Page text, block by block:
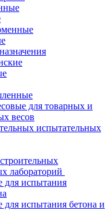
для товарных и
весов
испытательных
лабораторий
для испытания
для испытания бетона и